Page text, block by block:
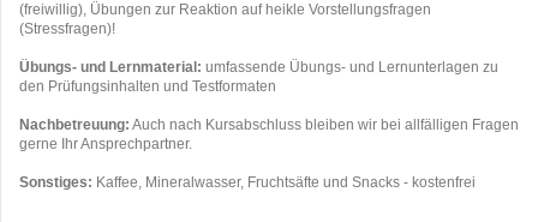
(freiwillig), Übungen zur Reaktion auf heikle Vorstellungsfragen
(Stressfragen)!
Übungs- und Lernmaterial: umfassende Übungs- und Lernunterlagen zu
den Prüfungsinhalten und Testformaten
Nachbetreuung: Auch nach Kursabschluss bleiben wir bei allfälligen Fragen
gerne Ihr Ansprechpartner.
Sonstiges: Kaffee, Mineralwasser, Fruchtsäfte und Snacks - kostenfrei